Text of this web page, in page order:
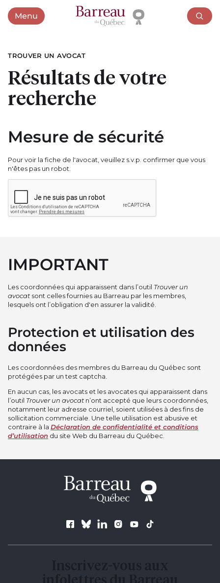
MenuOuvrir le menu
TROUVER UN AVOCAT
Résultats de votre
recherche
Mesure de sécurité
Pour voir la fiche de l'avocat, veuillez s.v.p. confirmer que vous
n'êtes pas un robot.
IMPORTANT
Les coordonnées qui apparaissent dans l’outil Trouver un
avocat sont celles fournies au Barreau par les membres,
lesquels ont l’obligation d'en assurer la validité.
Protection et utilisation des
données
Les coordonnées des membres du Barreau du Québec sont
protégées par un test captcha.
En aucun cas, les avocats et les avocates qui apparaissent dans
l’outil Trouver un avocat n’ont accepté que leurs coordonnées,
notamment leur adresse courriel, soient utilisées à des fins de
sollicitation commerciale. Une telle utilisation est abusive et
contraire à laDéclaration de confidentialité et conditions
d’utilisation du site Web du Barreau du Québec.
Suivez le Barreau